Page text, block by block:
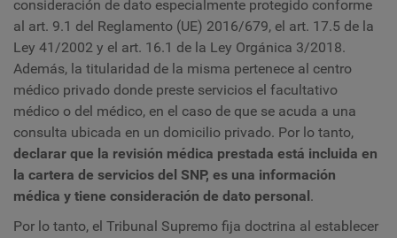
consideración de dato especialmente protegido conforme
al art. 9.1 del Reglamento (UE) 2016/679, el art. 17.5 de la
Ley 41/2002 y el art. 16.1 de la Ley Orgánica 3/2018.
Además, la titularidad de la misma pertenece al centro
médico privado donde preste servicios el facultativo
médico o del médico, en el caso de que se acuda a una
consulta ubicada en un domicilio privado. Por lo tanto,
declarar que la revisión médica prestada está incluida en
la cartera de servicios del SNP, es una información
médica y tiene consideración de dato personal.
Por lo tanto, el Tribunal Supremo fija doctrina al establecer